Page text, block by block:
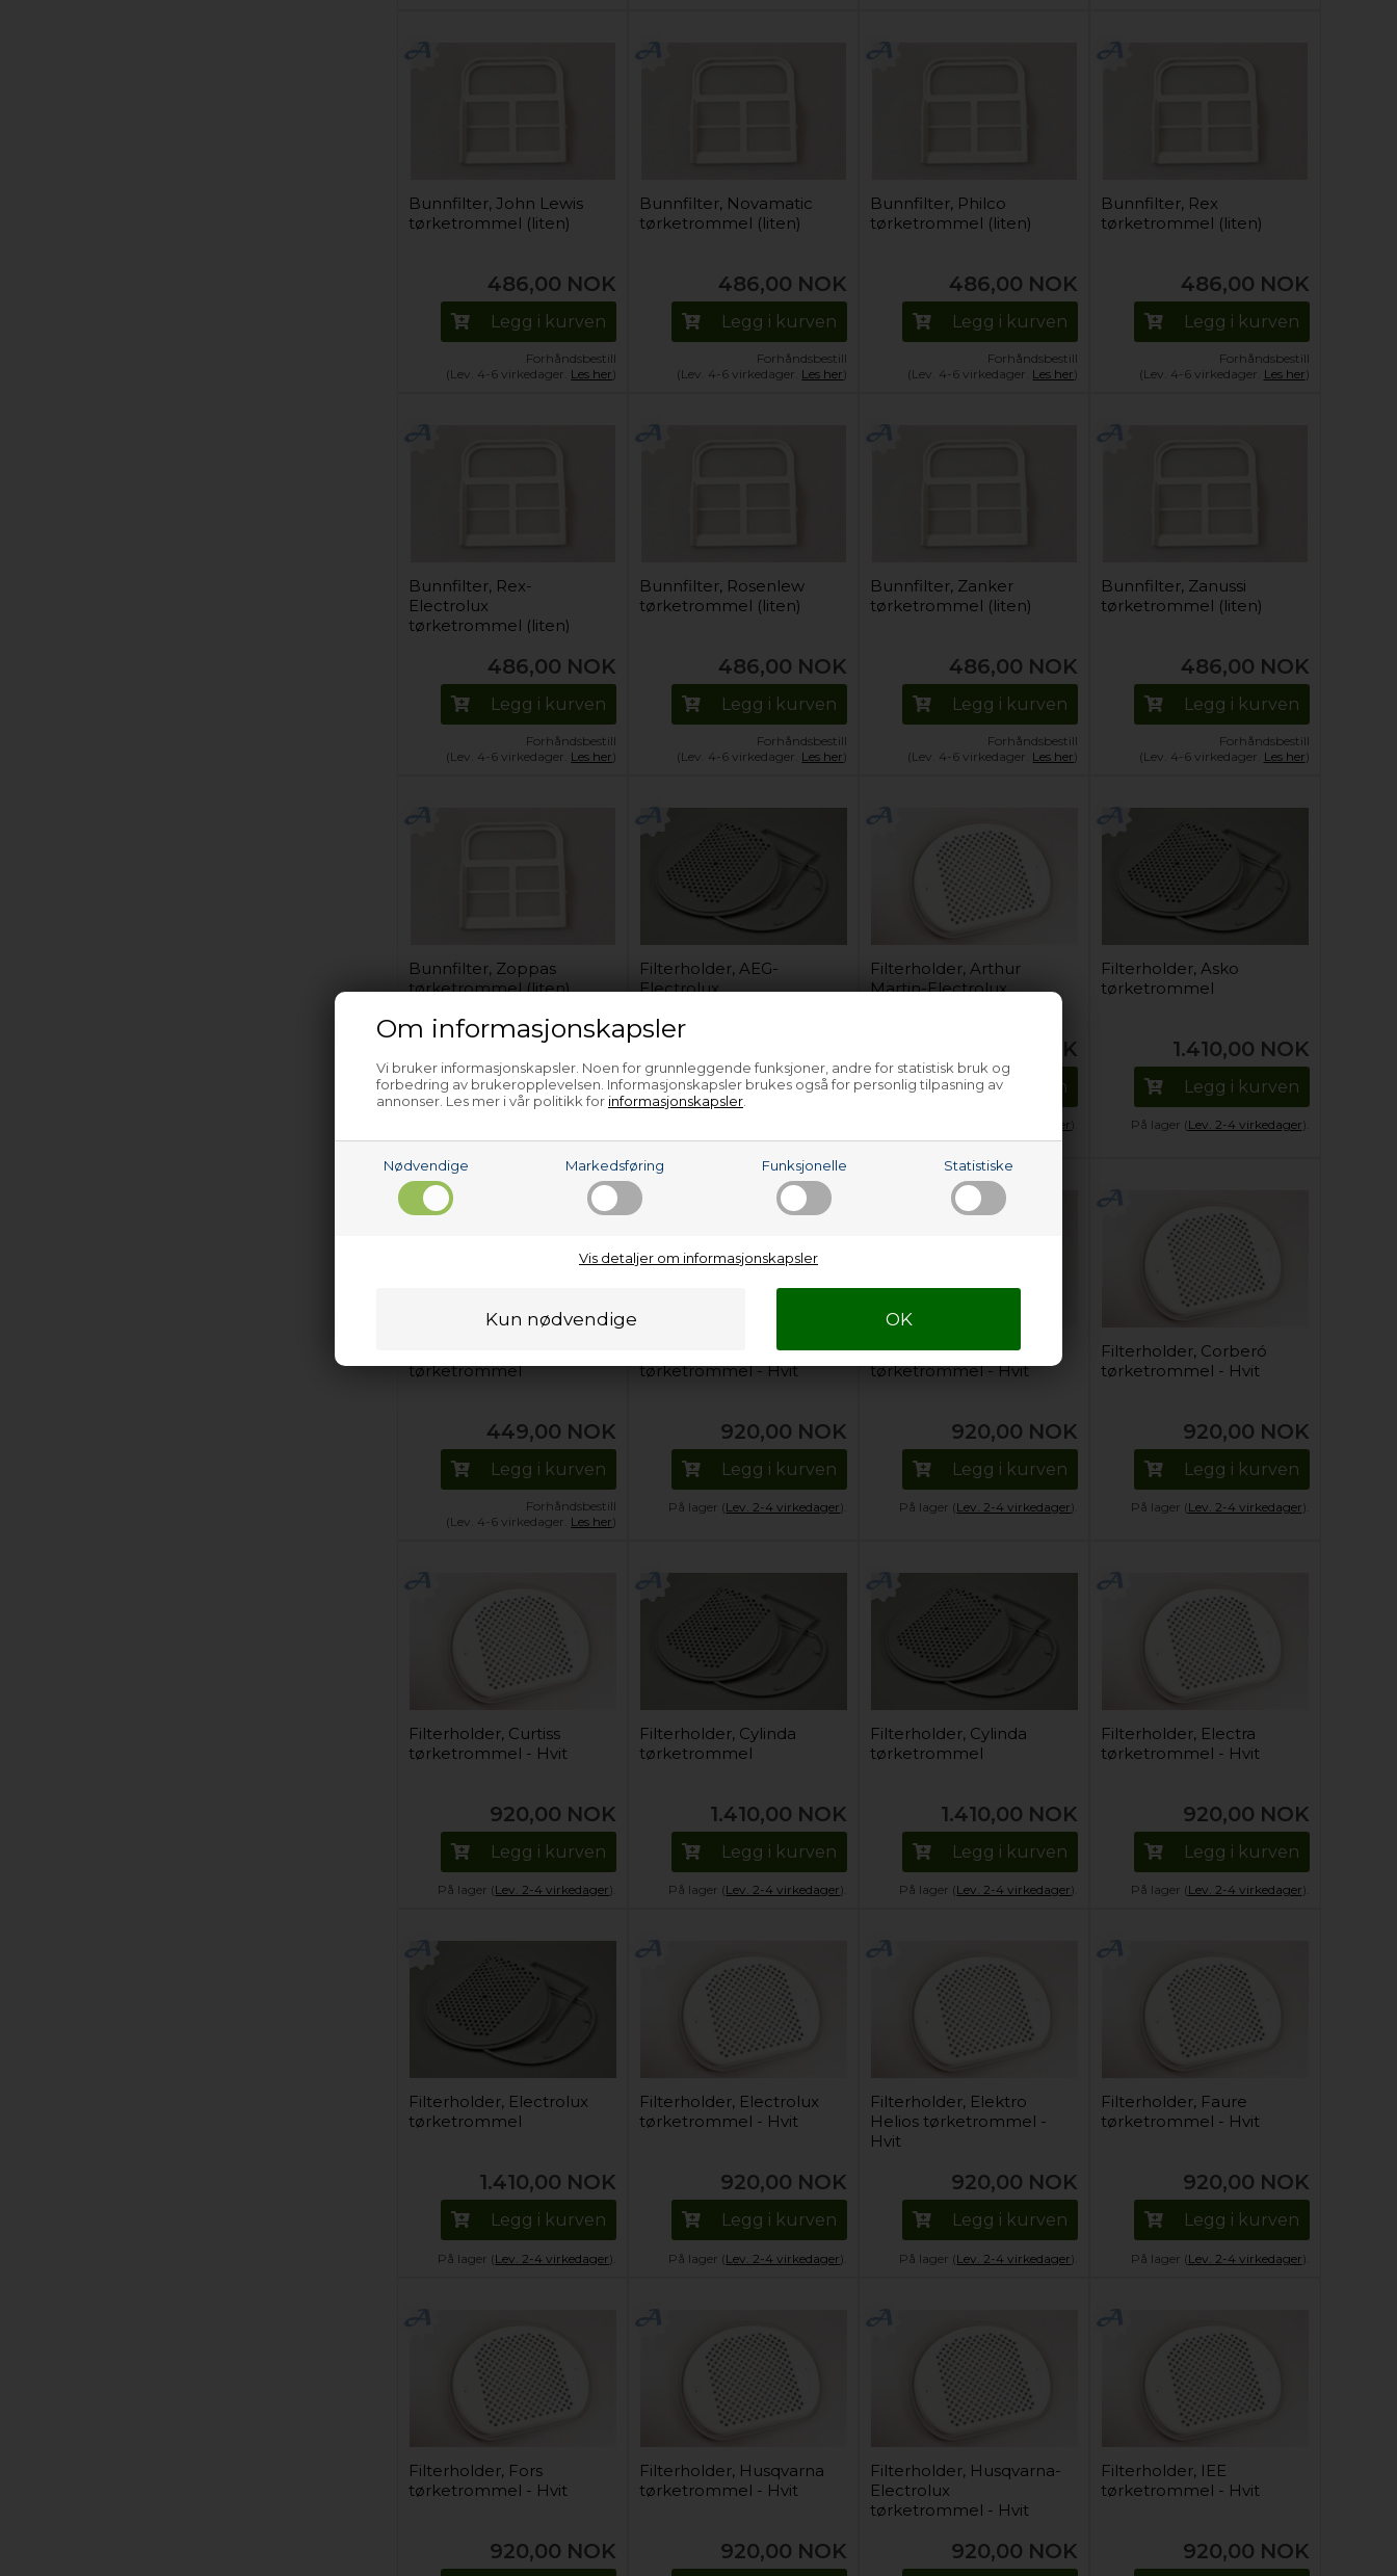
Om informasjonskapsler
Vi bruker informasjonskapsler. Noen for grunnleggende funksjoner, andre for statistisk bruk og
forbedring av brukeropplevelsen. Informasjonskapsler brukes også for personlig tilpasning av
annonser. Les mer i vår politikk for informasjonskapsler
Nødvendige Markedsføring Funksjonelle Statistiske
Vis detaljer om informasjonskapsler
Bunnfilter, John Lewis
tørketrommel (liten)
486,00 NOK
Legg i kurven
Forhåndsbestill
(Lev. 4-6 virkedager. Les her)
Bunnfilter, Novamatic
tørketrommel (liten)
486,00 NOK
Legg i kurven
Forhåndsbestill
(Lev. 4-6 virkedager. Les her)
Bunnfilter, Philco
tørketrommel (liten)
486,00 NOK
Legg i kurven
Forhåndsbestill
(Lev. 4-6 virkedager. Les her)
Bunnfilter, Rex
tørketrommel (liten)
486,00 NOK
Legg i kurven
Forhåndsbestill
(Lev. 4-6 virkedager. Les her)
Bunnfilter, Rex-
Electrolux
tørketrommel (liten)
486,00 NOK
Legg i kurven
Forhåndsbestill
(Lev. 4-6 virkedager. Les her)
Bunnfilter, Rosenlew
tørketrommel (liten)
486,00 NOK
Legg i kurven
Forhåndsbestill
(Lev. 4-6 virkedager. Les her)
Bunnfilter, Zanker
tørketrommel (liten)
486,00 NOK
Legg i kurven
Forhåndsbestill
(Lev. 4-6 virkedager. Les her)
Bunnfilter, Zanussi
tørketrommel (liten)
486,00 NOK
Legg i kurven
Forhåndsbestill
(Lev. 4-6 virkedager. Les her)
Bunnfilter, Zoppas
tørketrommel (liten)
486,00
Legg i kurven
(Lev. 4-6 virkedager.Les her)
Filterholder, AEG-
Electrolux
Legg i kurven
Filterholder, Arthur
Martin-Electrolux
NOK
Legg i kurven
Lev. 2-4 virkedager ).
Filterholder, Asko
tørketrommel
1.410,00 NOK
Legg i kurven
På lager (Lev. 2-4 virkedager).
tørketrommel
449,00 NOK
Legg i kurven
Forhåndsbestill
(Lev. 4-6 virkedager. Les her)
Filterholder, Bellavita
tørketrommel - Hvit
920,00 NOK
Legg i kurven
På lager (Lev. 2-4 virkedager).
Filterholder, Bluesky
tørketrommel - Hvit
920,00 NOK
Legg i kurven
På lager (Lev. 2-4 virkedager).
Filterholder, Corberó
tørketrommel - Hvit
920,00 NOK
Legg i kurven
På lager (Lev. 2-4 virkedager).
Filterholder, Curtiss
tørketrommel - Hvit
920,00 NOK
Legg i kurven
På lager (Lev. 2-4 virkedager).
Filterholder, Cylinda
tørketrommel
1.410,00 NOK
Legg i kurven
På lager (Lev. 2-4 virkedager).
Filterholder, Cylinda
tørketrommel
1.410,00 NOK
Legg i kurven
På lager (Lev. 2-4 virkedager).
Filterholder, Electra
tørketrommel - Hvit
920,00 NOK
Legg i kurven
På lager (Lev. 2-4 virkedager).
Filterholder, Electrolux
tørketrommel
1.410,00 NOK
Legg i kurven
På lager (Lev. 2-4 virkedager).
Filterholder, Electrolux
tørketrommel - Hvit
920,00 NOK
Legg i kurven
På lager (Lev. 2-4 virkedager).
Filterholder, Elektro
Helios tørketrommel -
Hvit
920,00 NOK
Legg i kurven
På lager (Lev. 2-4 virkedager).
Filterholder, Faure
tørketrommel - Hvit
920,00 NOK
Legg i kurven
På lager (Lev. 2-4 virkedager).
Filterholder, Fors
tørketrommel - Hvit
920,00 NOK
Filterholder, Husqvarna
tørketrommel - Hvit
920,00 NOK
Filterholder, Husqvarna-
Electrolux
tørketrommel - Hvit
920,00 NOK
Filterholder, IEE
tørketrommel - Hvit
920,00 NOK